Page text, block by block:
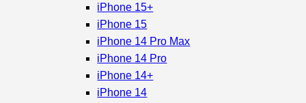
iPhone 15+
iPhone 15
iPhone 14 Pro Max
iPhone 14 Pro
iPhone 14+
iPhone 14